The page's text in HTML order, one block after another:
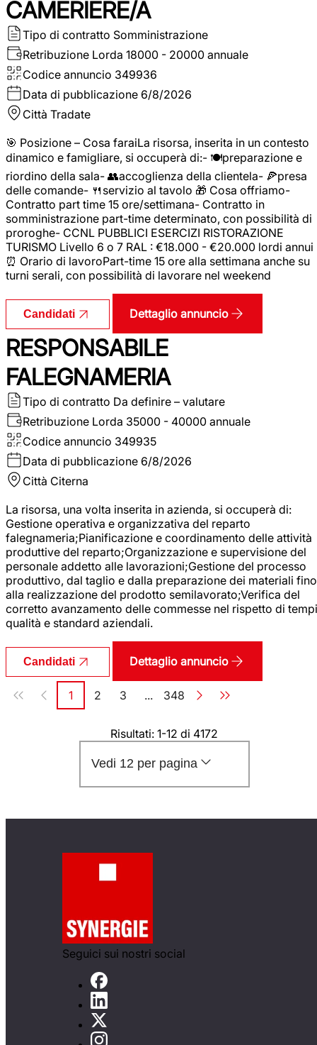
CAMERIERE/A
Tipo di contratto Somministrazione
Retribuzione Lorda 18000 - 20000 annuale
Codice annuncio 349936
Data di pubblicazione 6/8/2026
Città Tradate
🎯 Posizione – Cosa faraiLa risorsa, inserita in un contesto
dinamico e famigliare, si occuperà di:- 🍽️preparazione e
riordino della sala- 👥accoglienza della clientela- 🍕presa
delle comande- 🍴servizio al tavolo 🎁 Cosa offriamo-
Contratto part time 15 ore/settimana- Contratto in
somministrazione part-time determinato, con possibilità di
proroghe- CCNL PUBBLICI ESERCIZI RISTORAZIONE
TURISMO Livello 6 o 7 RAL : €18.000 - €20.000 lordi annui
⏰ Orario di lavoroPart-time 15 ore alla settimana anche su
turni serali, con possibilità di lavorare nel weekend
Candidati Dettaglio annuncio
RESPONSABILE
FALEGNAMERIA
Tipo di contratto Da definire – valutare
Retribuzione Lorda 35000 - 40000 annuale
Codice annuncio 349935
Data di pubblicazione 6/8/2026
Città Citerna
La risorsa, una volta inserita in azienda, si occuperà di:
Gestione operativa e organizzativa del reparto
falegnameria;Pianificazione e coordinamento delle attività
produttive del reparto;Organizzazione e supervisione del
personale addetto alle lavorazioni;Gestione del processo
produttivo, dal taglio e dalla preparazione dei materiali fino
alla realizzazione del prodotto semilavorato;Verifica del
corretto avanzamento delle commesse nel rispetto di
qualità e standard aziendali.
Candidati Dettaglio annuncio
Paginazione
Pagina
1 Pagina
2 Pagina
3 ... Pagina
348
Risultati: 1-12 di 4172
Vedi 12 per pagina
Seguici sui nostri social